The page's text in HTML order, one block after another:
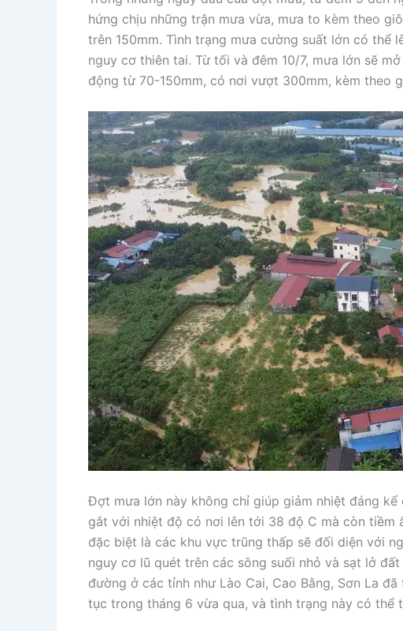
hứng chịu những trận mưa vừa, mưa to kèm theo
trên 150mm. Tình trạng mưa cường suất lớn có thể
nguy cơ thiên tai. Từ tối và đêm 10/7, mưa lớn sẽ
động từ 70-150mm, có nơi vượt 300mm, kèm theo
Đợt mưa lớn này không chỉ giúp giảm nhiệt đáng kể
gắt với nhiệt độ có nơi lên tới 38 độ C mà còn tiềm
đặc biệt là các khu vực trũng thấp sẽ đối diện với
nguy cơ lũ quét trên các sông suối nhỏ và sạt lở
đường ở các tỉnh như Lào Cai, Cao Bằng, Sơn La
tục trong tháng 6 vừa qua, và tình trạng này có thể